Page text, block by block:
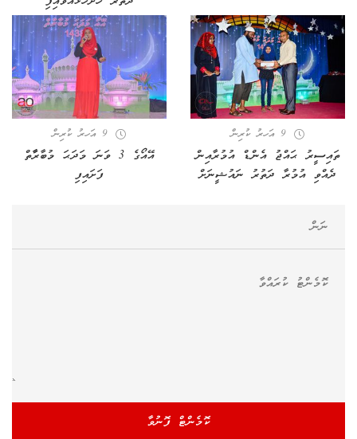
9 އަހރު ކުރިން
ތައިސީރު ޙައްޖު އެންޑް އުމުރާއިން
ދެއްވި އުމުރާ ދަތުރު ނައުޝީނަށް
9 އަހރު ކުރިން
އޭއޯގެ 3 ވަނަ މަދަޙަ މުބާރާާތް
ފަށައިފި